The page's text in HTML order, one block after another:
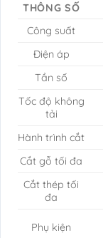
THÔNG SỐ
Công suất
Điện áp
Tần số
Tốc độ không
tải
Hành trình cắt
Cắt gỗ tối đa
Cắt thép tối
đa
Phụ kiện